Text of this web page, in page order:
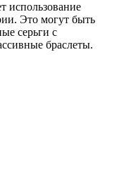
использование
Это могут быть
серьги с
браслеты.